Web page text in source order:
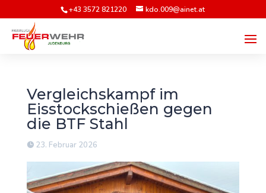
+43 3572 821220 kdo.009@ainet.at
Vergleichskampf im
Eisstockschießen gegen
die BTF Stahl
23. Februar 2026